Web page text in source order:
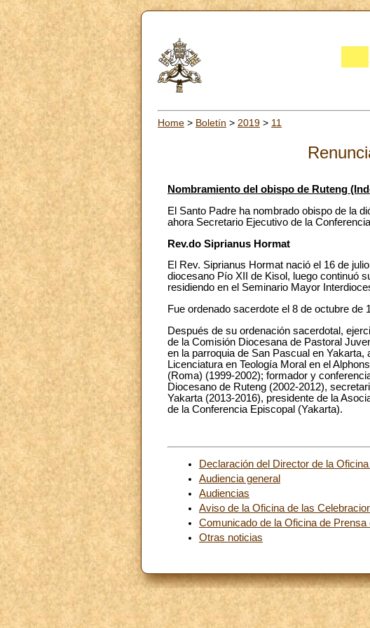
Home > Boletín > 2019 > 11
Nombramiento del obispo de Ruteng
El Santo Padre ha nombrado obispo de la
ahora Secretario Ejecutivo de la
Rev.do Siprianus Hormat
El Rev. Siprianus Hormat nació el 16 de
diocesano Pío XII de Kisol, luego continuó
residiendo en el Seminario Mayor
Fue ordenado sacerdote el 8 de octubre de
Después de su ordenación sacerdotal,
de la Comisión Diocesana de Pastoral
en la parroquia de San Pascual en
Licenciatura en Teología Moral en el
(Roma) (1999-2002); formador y
Diocesano de Ruteng (2002-2012),
Yakarta (2013-2016), presidente de la
de la Conferencia Episcopal (Yakarta).
Declaración del Director de la
Audiencia general
Audiencias
Aviso de la Oficina de las
Comunicado de la Oficina de
Otras noticias